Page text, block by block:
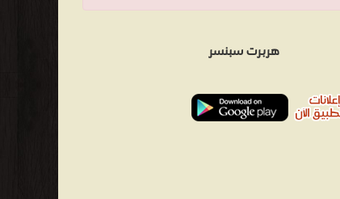
هربرت سبنسر